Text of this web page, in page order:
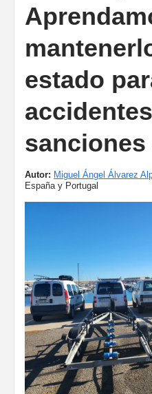
estado
Autor: Miguel Ángel Álvarez
España y Portugal